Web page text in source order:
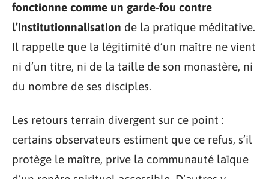
fonctionne comme un garde-fou contre
l’institutionnalisation de la pratique méditative.
Il rappelle que la légitimité d’un maître ne vient
ni d’un titre, ni de la taille de son monastère, ni
du nombre de ses disciples.
Les retours terrain divergent sur ce point :
certains observateurs estiment que ce refus, s’il
protège le maître, prive la communauté laïque